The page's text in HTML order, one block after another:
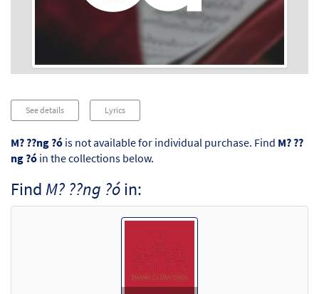
See details Lyrics
M? ??ng ?ó is not available for individual purchase. Find M? ??
ng ?ó in the collections below.
Find M? ??ng ?óin: